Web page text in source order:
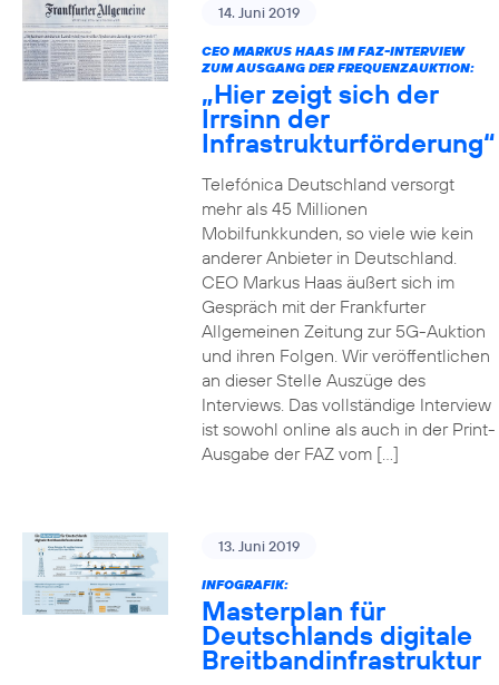
14. Juni 2019
CEO MARKUS HAAS IM FAZ-INTERVIEW
ZUM AUSGANG DER FREQUENZAUKTION:
„Hier zeigt sich der
Irrsinn der
Infrastrukturförderung“
Telefónica Deutschland versorgt
mehr als 45 Millionen
Mobilfunkkunden, so viele wie kein
anderer Anbieter in Deutschland.
CEO Markus Haas äußert sich im
Gespräch mit der Frankfurter
Allgemeinen Zeitung zur 5G-Auktion
und ihren Folgen. Wir veröffentlichen
an dieser Stelle Auszüge des
Interviews. Das vollständige Interview
ist sowohl online als auch in der Print-
Ausgabe der FAZ vom […]
13. Juni 2019
INFOGRAFIK:
Masterplan für
Deutschlands digitale
Breitbandinfrastruktur